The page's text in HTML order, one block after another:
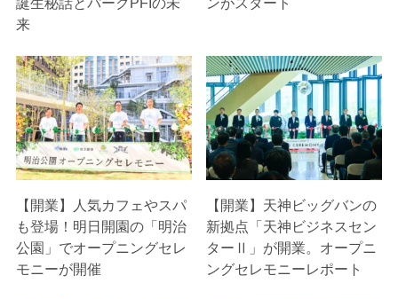
来
【開業】人気カフェやスパ
も登場！明日開園の「明治
公園」でオープニングセレ
モニーが開催
【開業】天神ビッグバンの
新拠点「天神ビジネスセン
ターⅡ」が開業。オープニ
ングセレモニーレポート